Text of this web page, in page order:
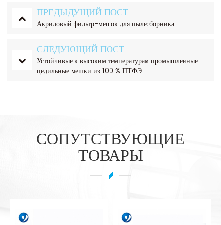
ПРЕДЫДУЩИЙ ПОСТ
Акриловый фильтр-мешок для пылесборника
СЛЕДУЮЩИЙ ПОСТ
Устойчивые к высоким температурам промышленные
цедильные мешки из 100 % ПТФЭ
СОПУТСТВУЮЩИЕ
ТОВАРЫ